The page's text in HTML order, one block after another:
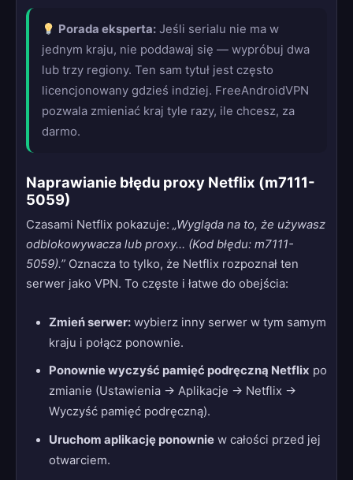
Porada eksperta:Jeśli serialu nie ma w
jednym kraju, nie poddawaj się — wypróbuj dwa
lub trzy regiony. Ten sam tytuł jest często
licencjonowany gdzieś indziej. FreeAndroidVPN
pozwala zmieniać kraj tyle razy, ile chcesz, za
darmo.
Naprawianie błędu proxy Netflix (m7111-
5059)
Czasami Netflix pokazuje: „Wygląda na to, że używasz
odblokowywacza lub proxy… (Kod błędu: m7111-
5059).” Oznacza to tylko, że Netflix rozpoznał ten
serwer jako VPN. To częste i łatwe do obejścia:
Zmień serwer:wybierz inny serwer w tym samym
kraju i połącz ponownie.
Ponownie wyczyść pamięć podręczną Netflix po
zmianie (Ustawienia → Aplikacje → Netflix →
Wyczyść pamięć podręczną).
Uruchom aplikację ponowniew całości przed jej
otwarciem.